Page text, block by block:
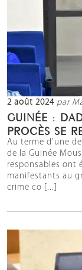
2 août 2024 par
GUINÉE :
PROCÈS SE
Au terme d’une
de la Guinée
responsables ont
manifestants au
crime co [...]